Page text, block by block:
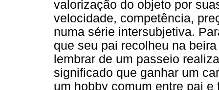
valorização do objeto por
velocidade, competência,
numa série intersubjetiva.
que seu pai recolheu na
lembrar de um passeio
significado que ganhar um
um hobby comum entre pai